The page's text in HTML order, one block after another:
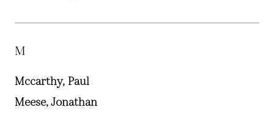
M
Mccarthy, Paul
Meese, Jonathan